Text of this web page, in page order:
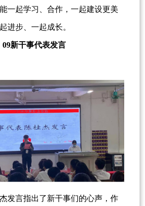
一起学习、合作，一起建设更美
进步、一起成长。
09新干事代表发言
发言指出了新干事们的心声，作